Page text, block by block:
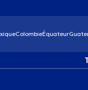
ColombieÉquateur